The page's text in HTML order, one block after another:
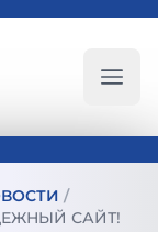
/
САЙТ!